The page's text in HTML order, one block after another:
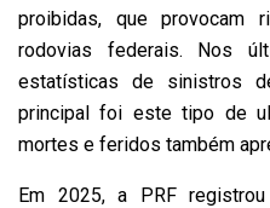
proibidas, que provocam
rodovias federais. Nos
estatísticas de sinistros
principal foi este tipo de
mortes e feridos também
Em 2025, a PRF